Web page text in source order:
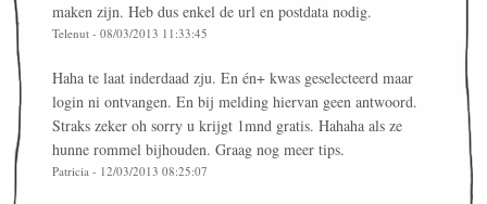
maken zijn. Heb dus enkel de url en postdata nodig.
Telenut - 08/03/2013 11:33:45
Haha te laat inderdaad zju. En én+ kwas geselecteerd maar
login ni ontvangen. En bij melding hiervan geen antwoord.
Straks zeker oh sorry u krijgt 1mnd gratis. Hahaha als ze
hunne rommel bijhouden. Graag nog meer tips.
Patricia - 12/03/2013 08:25:07